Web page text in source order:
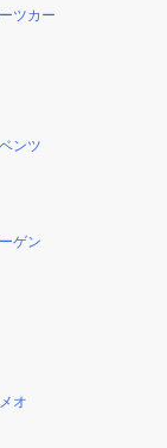
ツカー
ンツ
ゲン
オ